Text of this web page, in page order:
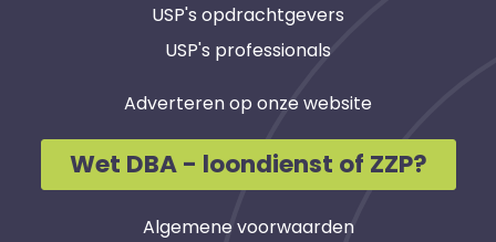
USP's opdrachtgevers
USP's professionals
Adverteren op onze website
Wet DBA - loondienst of ZZP?
Algemene voorwaarden